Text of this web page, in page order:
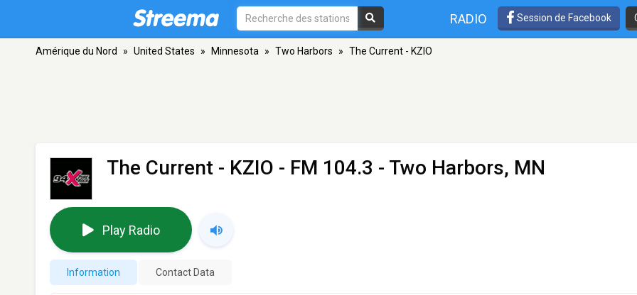
RADIO Session de Facebook
Amérique du Nord » United States » Minnesota » Two Harbors » The Current - KZIO
The Current - KZIO - FM 104.3 - Two Harbors, MN
Play Radio
Information Contact Data